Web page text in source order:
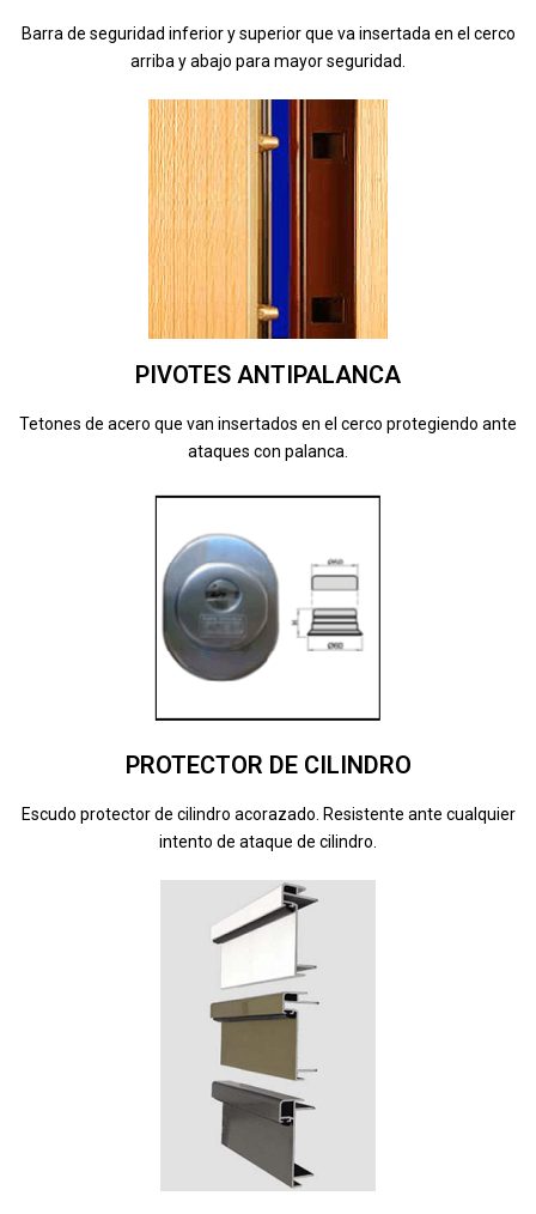
Barra de seguridad inferior y superior que va insertada en el cerco
arriba y abajo para mayor seguridad.
PIVOTES ANTIPALANCA
Tetones de acero que van insertados en el cerco protegiendo ante
ataques con palanca.
PROTECTOR DE CILINDRO
Escudo protector de cilindro acorazado. Resistente ante cualquier
intento de ataque de cilindro.